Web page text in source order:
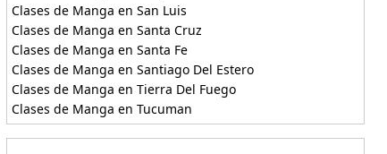
Clases de Manga en San Luis
Clases de Manga en Santa Cruz
Clases de Manga en Santa Fe
Clases de Manga en Santiago Del Estero
Clases de Manga en Tierra Del Fuego
Clases de Manga en Tucuman